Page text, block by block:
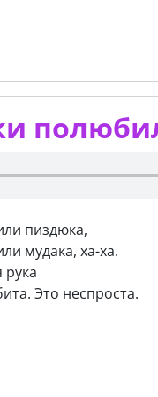
пиздюка,
мудака, ха-ха.
рука
Это неспроста.